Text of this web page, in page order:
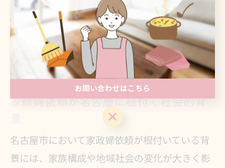
てもらえる」といった声も多く寄せられていま
す。また、地元ならではの親しみやすい雰囲気
や、信頼できる口コミが多いのも名古屋市の家
政婦サービスの強みです。
家政婦依頼が名古屋に根付く社会的背
名古屋市において家政婦依頼が根付いている背
景には、家族構成や地域社会の変化が大きく影
お問い合わせはこちら
お問い合わせはこちら